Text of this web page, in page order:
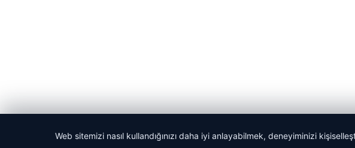
Web sitemizi nasıl kullandığınızı daha iyi anlayabilmek, deneyiminizi